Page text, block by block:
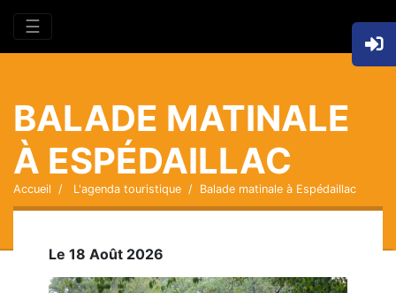
☰
BALADE MATINALE
À ESPÉDAILLAC
Accueil L'agenda touristique Balade matinale à Espédaillac
Le 18 Août 2026